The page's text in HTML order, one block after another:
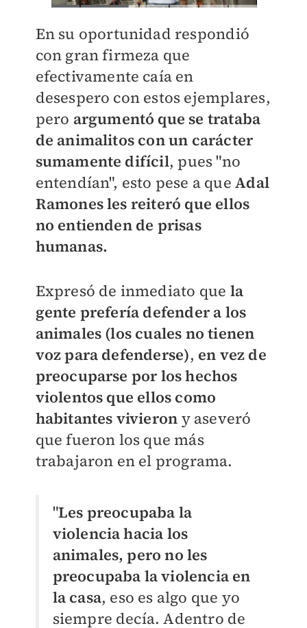
En su oportunidad respondió
con gran firmeza que
efectivamente caía en
desespero con estos ejemplares,
pero argumentó que se trataba
de animalitos con un carácter
sumamente difícil, pues "no
entendían", esto pese a que Adal
Ramones les reiteró que ellos
no entienden de prisas
humanas.
Expresó de inmediato que la
gente prefería defender a los
animales (los cuales no tienen
voz para defenderse), en vez de
preocuparse por los hechos
violentos que ellos como
habitantes vivieron y aseveró
que fueron los que más
trabajaron en el programa.
"Les preocupaba la
violencia hacia los
animales, pero no les
preocupaba la violencia en
la casa, eso es algo que yo
siempre decía. Adentro de